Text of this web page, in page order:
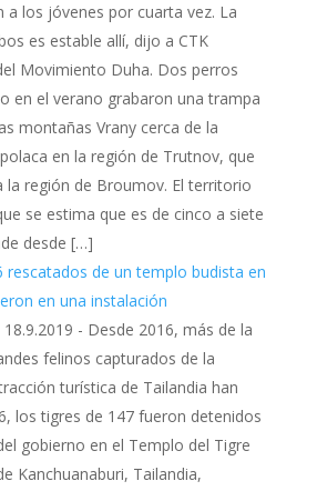
a los jóvenes por cuarta vez. La
es estable allí, dijo a CTK
Movimiento Duha. Dos perros
en el verano grabaron una trampa
montañas Vrany cerca de la
en la región de Trutnov, que
la región de Broumov. El territorio
se estima que es de cinco a siete
desde […]
rescatados de un templo budista en
en una instalación
18.9.2019 - Desde 2016, más de la
felinos capturados de la
turística de Tailandia han
los tigres de 147 fueron detenidos
gobierno en el Templo del Tigre
Kanchuanaburi, Tailandia,